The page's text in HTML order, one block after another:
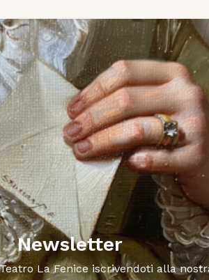
Newsletter
La Fenice iscrivendoti alla